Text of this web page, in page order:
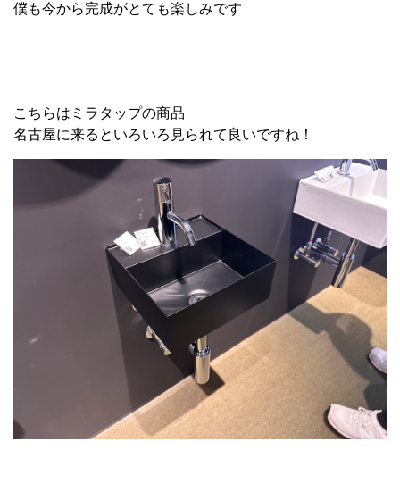
僕も今から完成がとても楽しみです
こちらはミラタップの商品
名古屋に来るといろいろ見られて良いですね！